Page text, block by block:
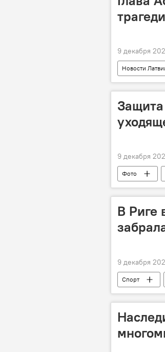
9 декабря
Новости
9 декабря
Фото
В Риге
9 декабря
Спорт